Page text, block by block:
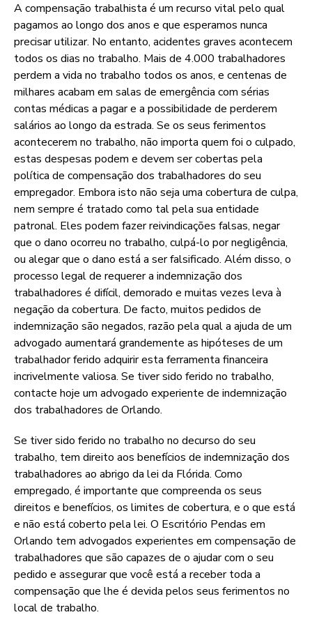
A compensação trabalhista é um recurso vital pelo qual
pagamos ao longo dos anos e que esperamos nunca
precisar utilizar. No entanto, acidentes graves acontecem
todos os dias no trabalho. Mais de 4.000 trabalhadores
perdem a vida no trabalho todos os anos, e centenas de
milhares acabam em salas de emergência com sérias
contas médicas a pagar e a possibilidade de perderem
salários ao longo da estrada. Se os seus ferimentos
acontecerem no trabalho, não importa quem foi o culpado,
estas despesas podem e devem ser cobertas pela
política de compensação dos trabalhadores do seu
empregador. Embora isto não seja uma cobertura de culpa,
nem sempre é tratado como tal pela sua entidade
patronal. Eles podem fazer reivindicações falsas, negar
que o dano ocorreu no trabalho, culpá-lo por negligência,
ou alegar que o dano está a ser falsificado. Além disso, o
processo legal de requerer a indemnização dos
trabalhadores é difícil, demorado e muitas vezes leva à
negação da cobertura. De facto, muitos pedidos de
indemnização são negados, razão pela qual a ajuda de um
advogado aumentará grandemente as hipóteses de um
trabalhador ferido adquirir esta ferramenta financeira
incrivelmente valiosa. Se tiver sido ferido no trabalho,
contacte hoje um advogado experiente de indemnização
dos trabalhadores de Orlando.
Se tiver sido ferido no trabalho no decurso do seu
trabalho, tem direito aos benefícios de indemnização dos
trabalhadores ao abrigo da lei da Flórida. Como
empregado, é importante que compreenda os seus
direitos e benefícios, os limites de cobertura, e o que está
e não está coberto pela lei. O Escritório Pendas em
Orlando tem advogados experientes em compensação de
trabalhadores que são capazes de o ajudar com o seu
pedido e assegurar que você está a receber toda a
compensação que lhe é devida pelos seus ferimentos no
local de trabalho.